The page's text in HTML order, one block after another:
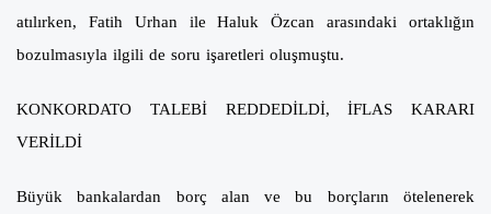
atılırken, Fatih Urhan ile Haluk Özcan arasındaki ortaklığın
bozulmasıyla ilgili de soru işaretleri oluşmuştu.
KONKORDATO TALEBİ REDDEDİLDİ, İFLAS KARARI
VERİLDİ
Büyük bankalardan borç alan ve bu borçların ötelenerek